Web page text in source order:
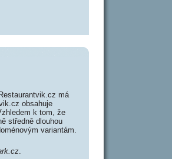
má
obsahuje
k tom, že
středně dlouhou
variantám.
.